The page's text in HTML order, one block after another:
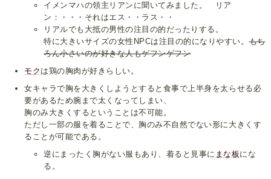
イメンマハの領主リアンに聞いてみました。 リア
ン：・・・それはエス・・ラス・・
リアルでも大抵の男性の注目の的だったりする。
特に大きいサイズの女性NPCは注目の的になりやすい。もち
ろん小さいのが好きな人もゲフンゲフン
モク は鶏の胸肉が好きらしい。
女キャラで胸を大きくしようとすると食事で上半身を太らせる必
要があるため腕まで太くなってしまい、
胸のみ大きくするということは不可能。
ただし一部の服を着ることで、胸のみ不自然でない形に大きくす
ることが可能である。
逆にまったく胸がない服もあり、着ると見事に まな板にな
る。